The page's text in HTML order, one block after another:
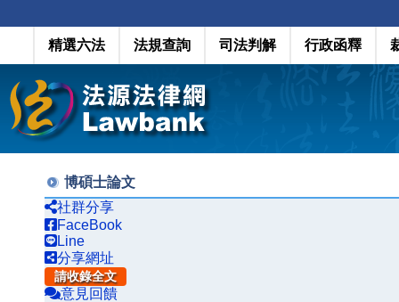
精選六法 法規查詢 司法判解 行政函釋
博碩士論文
社群分享
FaceBook
Line
分享網址
請收錄全文
意見回饋